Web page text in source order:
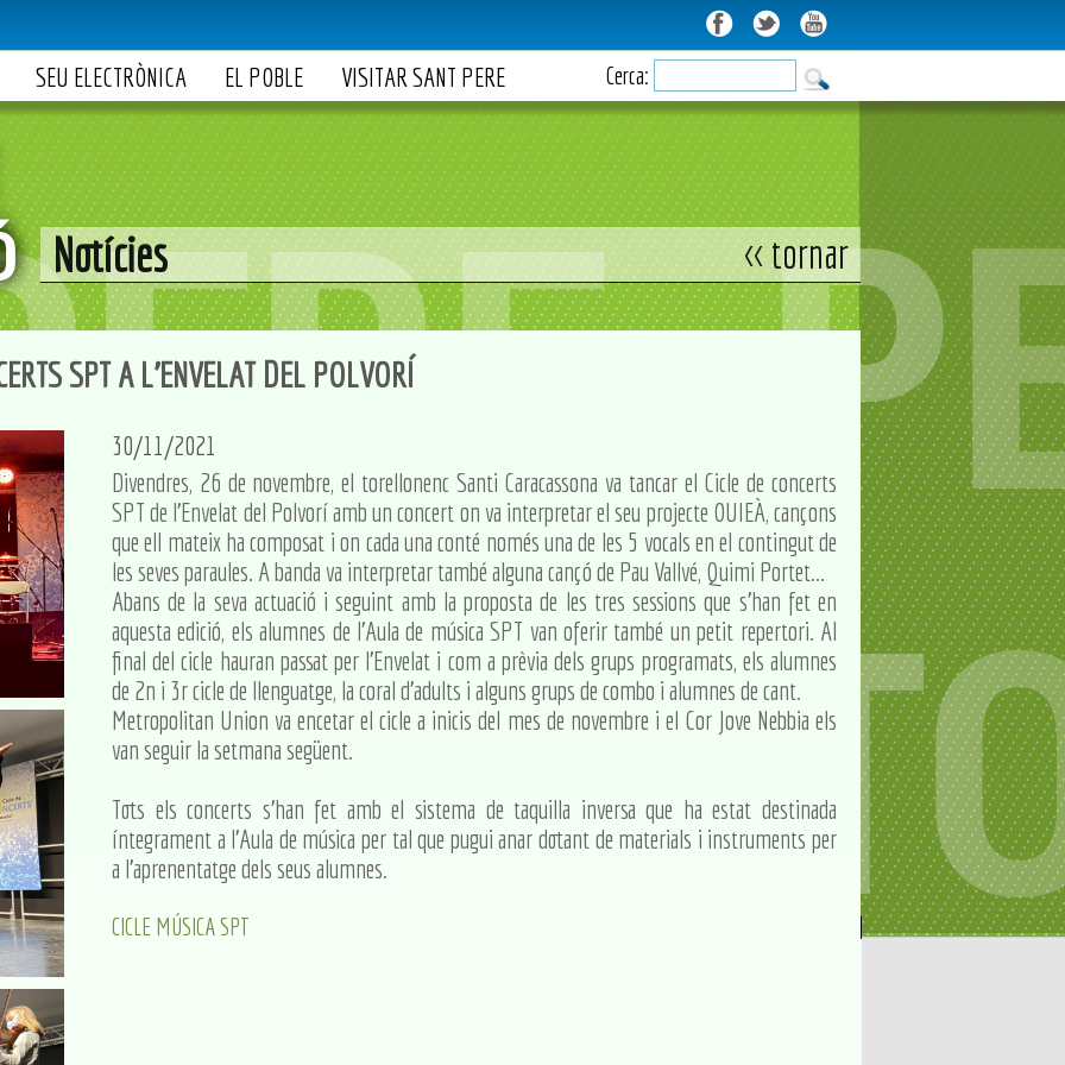
SEU ELECTRÒNICA EL POBLE VISITAR SANT PERE Cerca:
Notícies << tornar
SPT A L'ENVELAT DEL POLVORÍ
30/11/2021
Divendres, 26 de novembre, el torellonenc Santi Caracassona va tancar el Cicle de concerts
SPT de l'Envelat del Polvorí amb un concert on va interpretar el seu projecte OUIEÀ, cançons
que ell mateix ha composat i on cada una conté només una de les 5 vocals en el contingut de
les seves paraules. A banda va interpretar també alguna cançó de Pau Vallvé, Quimi Portet...
Abans de la seva actuació i seguint amb la proposta de les tres sessions que s'han fet en
aquesta edició, els alumnes de l'Aula de música SPT van oferir també un petit repertori. Al
final del cicle hauran passat per l'Envelat i com a prèvia dels grups programats, els alumnes
de 2n i 3r cicle de llenguatge, la coral d'adults i alguns grups de combo i alumnes de cant.
Metropolitan Union va encetar el cicle a inicis del mes de novembre i el Cor Jove Nebbia els
van seguir la setmana següent.
Tots els concerts s'han fet amb el sistema de taquilla inversa que ha estat destinada
íntegrament a l'Aula de música per tal que pugui anar dotant de materials i instruments per
a l'aprenentatge dels seus alumnes.
CICLE MÚSICA SPT